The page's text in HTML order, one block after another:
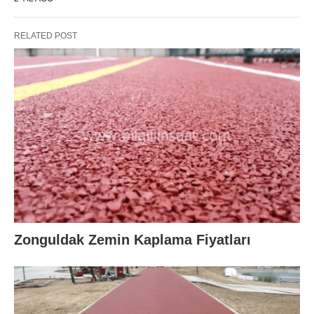
RELATED POST
Zonguldak Zemin Kaplama Fiyatları